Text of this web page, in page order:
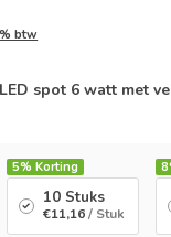
btw
spot 6 watt met
5% Korting
10 Stuks
€11,16/ Stuk